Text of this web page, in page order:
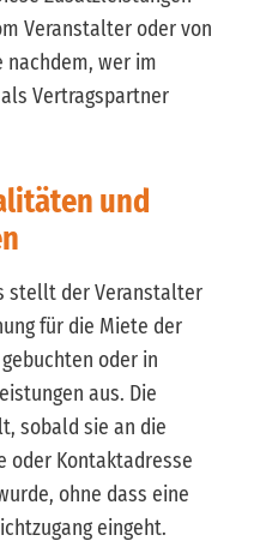
Veranstalter oder von
nachdem, wer im
Vertragspartner
und
stellt der Veranstalter
für die Miete der
oder in
aus. Die
sobald sie an die
oder Kontaktadresse
ohne dass eine
eingeht.